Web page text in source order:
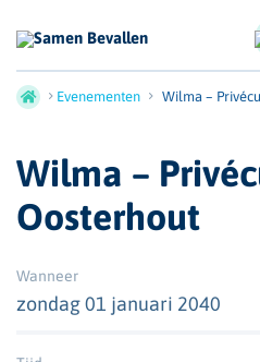
Evenementen Wilma –
Wilma –
Oosterhout
Wanneer
zondag 01 januari 2040